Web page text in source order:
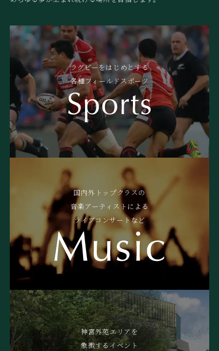
ラグビーをはじめとする
各種フィールドスポーツ
国内外トップクラスの
音楽アーティストによる
ライブコンサートなど
神宮外苑エリアを
象徴するイベント